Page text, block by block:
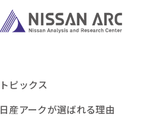
トピックス
日産アークが選ばれる理由